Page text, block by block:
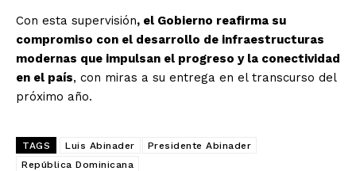
Con esta supervisión, el Gobierno reafirma su
compromiso con el desarrollo de infraestructuras
modernas que impulsan el progreso y la conectividad
en el país, con miras a su entrega en el transcurso del
próximo año.
TAGS Luis Abinader
Presidente Abinader
República Dominicana